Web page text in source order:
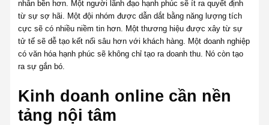
nhân bền hơn. Một người lãnh đạo hạnh phúc sẽ ít ra quyết định
từ sự sợ hãi. Một đội nhóm được dẫn dắt bằng năng lượng tích
cực sẽ có nhiều niềm tin hơn. Một thương hiệu được xây từ sự
tử tế sẽ dễ tạo kết nối sâu hơn với khách hàng. Một doanh nghiệp
có văn hóa hạnh phúc sẽ không chỉ tạo ra doanh thu. Nó còn tạo
ra sự gắn bó.
Kinh doanh online cần nền
tảng nội tâm